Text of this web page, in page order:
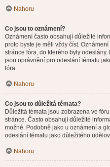
Nahoru
Co jsou to oznámení?
Oznámení často obsahují důležité
proto byste je měli vždy číst.
stránce fóra, do kterého byly
jsou oprávnění pro odeslání tématu
fóra.
Nahoru
Co jsou to důležitá témata?
Důležitá témata jsou zobrazena ve
stránce. Často obsahují důležité
možné. Podobně jako u oznámení a
odeslání tématu jako důležitého
Nahoru